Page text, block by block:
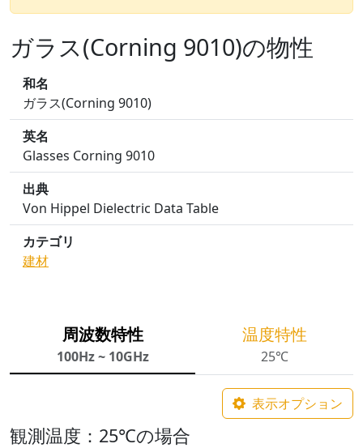
ガラス(Corning 9010)の物性
和名
ガラス(Corning 9010)
英名
Glasses Corning 9010
出典
Von Hippel Dielectric Data Table
カテゴリ
建材
周波数特性
100Hz ~ 10GHz
温度特性
25℃
表示オプション
観測温度：25℃の場合